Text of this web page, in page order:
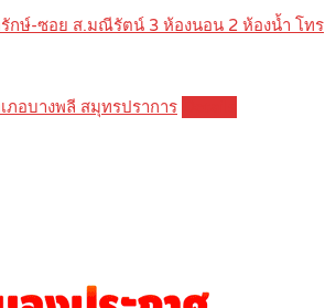
กษ์-ซอย ส.มณีรัตน์ 3 ห้องนอน 2 ห้องน้ำ โทร
ภอบางพลี สมุทรปราการ